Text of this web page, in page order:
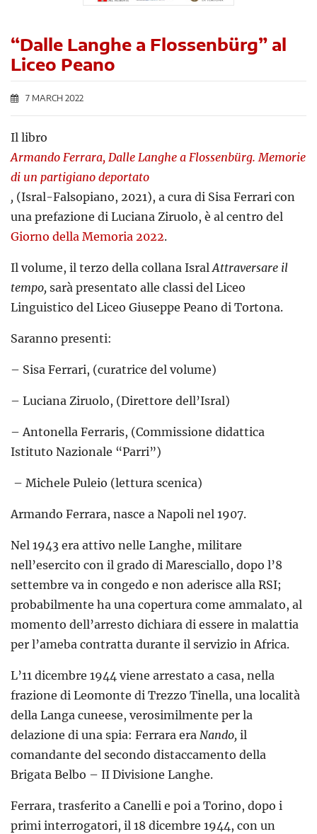
“Dalle Langhe a Flossenbürg” al
Liceo Peano
7 MARCH 2022
Il libro
Armando Ferrara, Dalle Langhe a Flossenbürg. Memorie
di un partigiano deportato
, (Isral-Falsopiano, 2021), a cura di Sisa Ferrari con
una prefazione di Luciana Ziruolo, è al centro del
Giorno della Memoria 2022.
Il volume, il terzo della collana IsralAttraversare il
tempo, sarà presentato alle classi del Liceo
Linguistico del Liceo Giuseppe Peano di Tortona.
Saranno presenti:
– Sisa Ferrari, (curatrice del volume)
– Luciana Ziruolo, (Direttore dell’Isral)
– Antonella Ferraris, (Commissione didattica
Istituto Nazionale “Parri”)
– Michele Puleio (lettura scenica)
Armando Ferrara, nasce a Napoli nel 1907.
Nel 1943 era attivo nelle Langhe, militare
nell’esercito con il grado di Maresciallo, dopo l’8
settembre va in congedo e non aderisce alla RSI;
probabilmente ha una copertura come ammalato, al
momento dell’arresto dichiara di essere in malattia
per l’ameba contratta durante il servizio in Africa.
L’11 dicembre 1944 viene arrestato a casa, nella
frazione di Leomonte di Trezzo Tinella, una località
della Langa cuneese, verosimilmente per la
delazione di una spia: Ferrara era Nando, il
comandante del secondo distaccamento della
Brigata Belbo – II Divisione Langhe.
Ferrara, trasferito a Canelli e poi a Torino, dopo i
primi interrogatori, il 18 dicembre 1944, con un